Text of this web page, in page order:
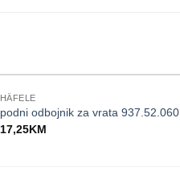
HÄFELE
podni odbojnik za vrata 937.52.060
17,25KM